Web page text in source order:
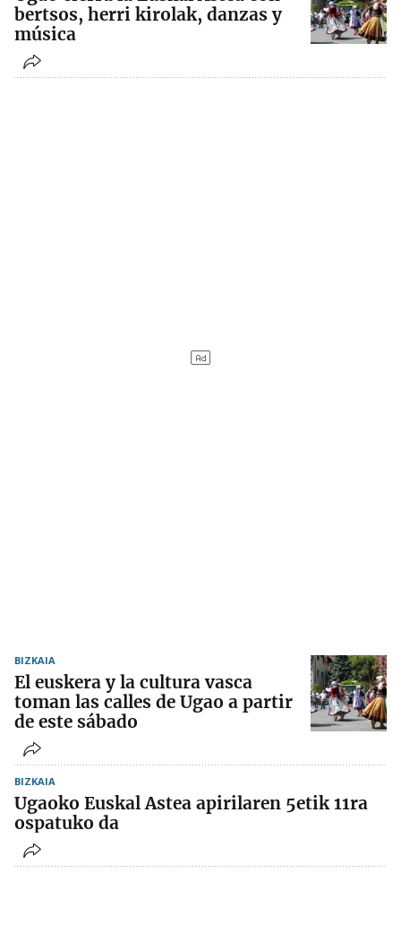
bertsos, herri kirolak, danzas y
música
BIZKAIA
El euskera y la cultura vasca
toman las calles de Ugao a partir
de este sábado
BIZKAIA
Ugaoko Euskal Astea apirilaren 5etik 11ra
ospatuko da